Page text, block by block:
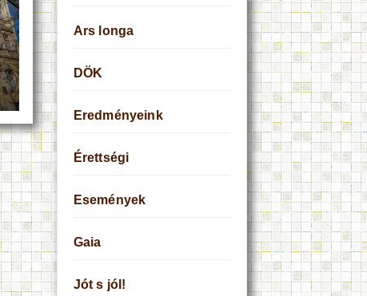
Ars longa
DÖK
Eredményeink
Érettségi
Események
Gaia
Jót s jól!